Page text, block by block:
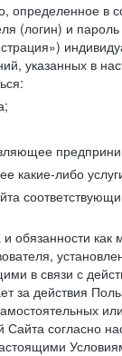
определенное в
(логин) и
указанных в
какие-либо
обязанности
в связи с
за действия
согласно